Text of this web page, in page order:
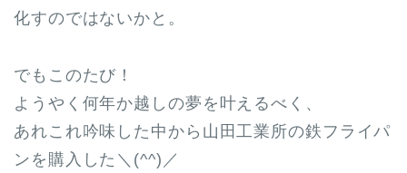
化すのではないかと。
でもこのたび！
ようやく何年か越しの夢を叶えるべく、
あれこれ吟味した中から山田工業所の鉄フライパ
ンを購入した＼(^^)／